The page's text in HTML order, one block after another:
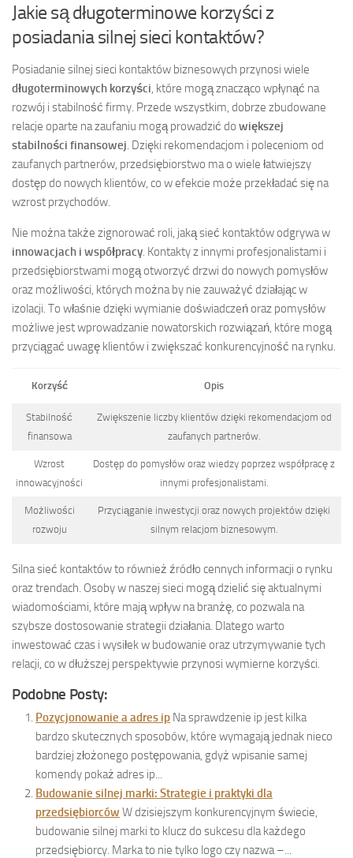
Jakie są długoterminowe korzyści z
posiadania silnej sieci kontaktów?
Posiadanie silnej sieci kontaktów biznesowych przynosi wiele
długoterminowych korzyści, które mogą znacząco wpłynąć na
rozwój i stabilność firmy. Przede wszystkim, dobrze zbudowane
relacje oparte na zaufaniu mogą prowadzić do większej
stabilności finansowej. Dzięki rekomendacjom i poleceniom od
zaufanych partnerów, przedsiębiorstwo ma o wiele łatwiejszy
dostęp do nowych klientów, co w efekcie może przekładać się na
wzrost przychodów.
Nie można także zignorować roli, jaką sieć kontaktów odgrywa w
innowacjach i współpracy. Kontakty z innymi profesjonalistami i
przedsiębiorstwami mogą otworzyć drzwi do nowych pomysłów
oraz możliwości, których można by nie zauważyć działając w
izolacji. To właśnie dzięki wymianie doświadczeń oraz pomysłów
możliwe jest wprowadzanie nowatorskich rozwiązań, które mogą
przyciągać uwagę klientów i zwiększać konkurencyjność na rynku.
Korzyść Opis
Stabilność
finansowa
Zwiększenie liczby klientów dzięki rekomendacjom od
zaufanych partnerów.
Wzrost
innowacyjności
Dostęp do pomysłów oraz wiedzy poprzez współpracę z
innymi profesjonalistami.
Możliwości
rozwoju
Przyciąganie inwestycji oraz nowych projektów dzięki
silnym relacjom biznesowym.
Silna sieć kontaktów to również źródło cennych informacji o rynku
oraz trendach. Osoby w naszej sieci mogą dzielić się aktualnymi
wiadomościami, które mają wpływ na branżę, co pozwala na
szybsze dostosowanie strategii działania. Dlatego warto
inwestować czas i wysiłek w budowanie oraz utrzymywanie tych
relacji, co w dłuższej perspektywie przynosi wymierne korzyści.
Podobne Posty:
Pozycjonowanie a adres ip Na sprawdzenie ip jest kilka
bardzo skutecznych sposobów, które wymagają jednak nieco
bardziej złożonego postępowania, gdyż wpisanie samej
komendy pokaż adres ip...
Budowanie silnej marki: Strategie i praktyki dla
przedsiębiorców W dzisiejszym konkurencyjnym świecie,
budowanie silnej marki to klucz do sukcesu dla każdego
przedsiębiorcy. Marka to nie tylko logo czy nazwa –...